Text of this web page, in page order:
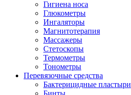
Гигиена носа
Глюкометры
Ингаляторы
Магнитотерапия
Массажеры
Стетоскопы
Термометры
Тонометры
Перевязочные средства
Бактерицидные пластыри
Бинты